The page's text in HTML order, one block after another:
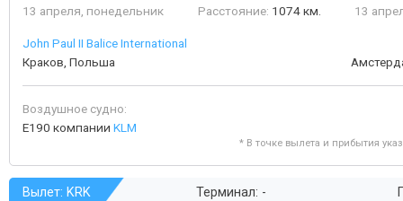
13 апреля, понедельник
Расстояние: 1074 км.
13
John Paul II Balice International
Краков, Польша
Воздушное судно:
E190 компании KLM
* В точке вылета и прибытия
Вылет: KRK Терминал: -